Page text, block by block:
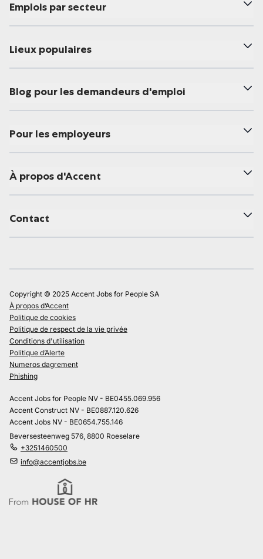
Emplois par secteur
Lieux populaires
Blog pour les demandeurs d'emploi
Pour les employeurs
À propos d'Accent
Contact
Copyright © 2025 Accent Jobs for People SA
À propos d’Accent
Politique de cookies
Politique de respect de la vie privée
Conditions d'utilisation
Politique d’Alerte
Numeros dagrement
Phishing
Accent Jobs for People NV - BE0455.069.956
Accent Construct NV - BE0887.120.626
Accent Jobs NV - BE0654.755.146
Beversesteenweg 576, 8800 Roeselare
+3251460500
info@accentjobs.be